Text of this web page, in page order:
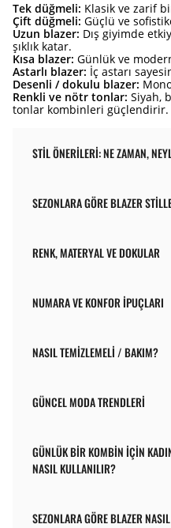
Tek düğmeli: Klasik ve zarif
Çift düğmeli: Güçlü ve
Uzun blazer: Dış giyimde
şıklık katar.
Kısa blazer: Günlük ve
Astarlı blazer: İç astarı
Desenli / dokulu blazer:
Renkli ve nötr tonlar: Siyah,
tonlar kombinleri güçlendirir.
STIL ÖNERILERI: NE ZAMAN,
SEZONLARA GÖRE BLAZER
RENK, MATERYAL VE DOKULAR
NUMARA VE KONFOR İPUÇLARI
NASIL TEMIZLEMELI / BAKIM?
GÜNCEL MODA TRENDLERI
GÜNLÜK BIR KOMBIN IÇIN
NASIL KULLANILIR?
SEZONLARA GÖRE BLAZER